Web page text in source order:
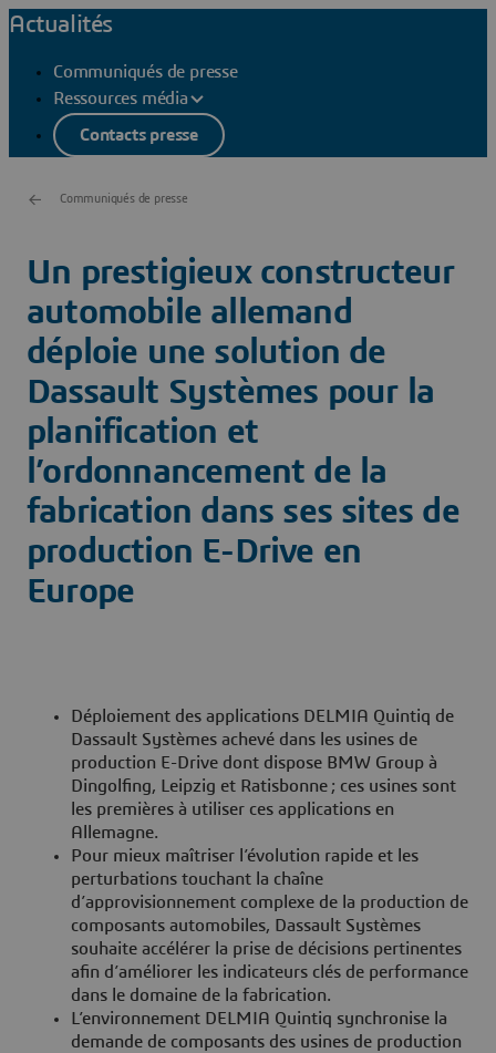
Actualités
Communiqués de presse
Ressources média
Contacts presse
Communiqués de presse
Un prestigieux constructeur
automobile allemand
déploie une solution de
Dassault Systèmes pour la
planification et
l’ordonnancement de la
fabrication dans ses sites de
production E-Drive en
Europe
Déploiement des applications DELMIA Quintiq de
Dassault Systèmes achevé dans les usines de
production E-Drive dont dispose BMW Group à
Dingolfing, Leipzig et Ratisbonne ; ces usines sont
les premières à utiliser ces applications en
Allemagne.
Pour mieux maîtriser l’évolution rapide et les
perturbations touchant la chaîne
d’approvisionnement complexe de la production de
composants automobiles, Dassault Systèmes
souhaite accélérer la prise de décisions pertinentes
afin d’améliorer les indicateurs clés de performance
dans le domaine de la fabrication.
L’environnement DELMIA Quintiq synchronise la
demande de composants des usines de production